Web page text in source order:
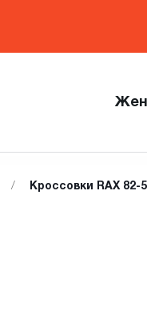
/ Кроссовки RAX 82-